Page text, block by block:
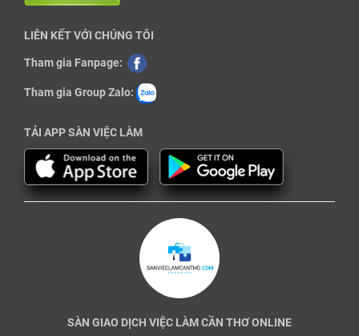
LIÊN KẾT VỚI CHÚNG TÔI
Tham gia Fanpage:
Tham gia Group Zalo:
TẢI APP SÀN VIỆC LÀM
SÀN GIAO DỊCH VIỆC LÀM CẦN THƠ ONLINE